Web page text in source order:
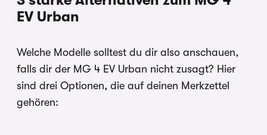
EV Urban
Welche Modelle solltest du dir also anschauen,
falls dir der MG 4 EV Urban nicht zusagt? Hier
sind drei Optionen, die auf deinen Merkzettel
gehören: